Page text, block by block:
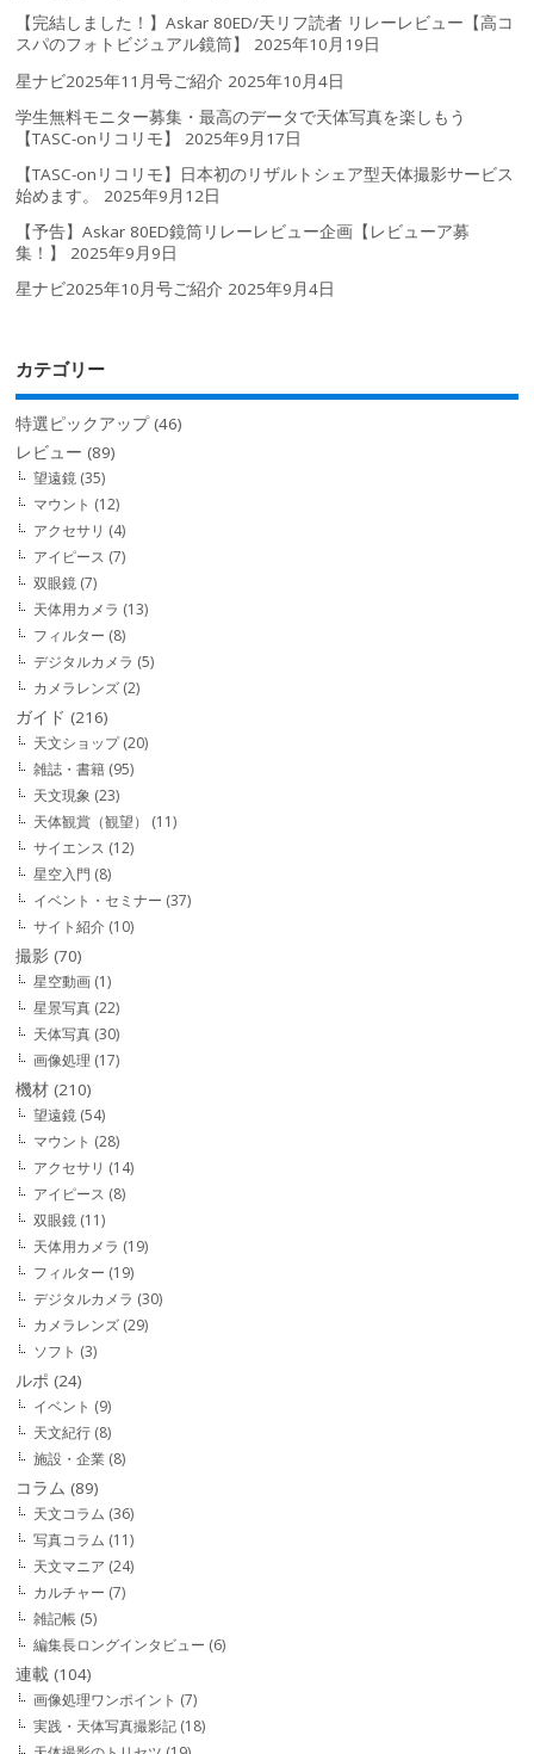
【完結しました！】Askar 80ED/天リフ読者 リレーレビュー【高コ
スパのフォトビジュアル鏡筒】
2025年10月19日
星ナビ2025年11月号ご紹介 2025年10月4日
学生無料モニター募集・最高のデータで天体写真を楽しもう
【TASC-onリコリモ】
2025年9月17日
【TASC-onリコリモ】日本初のリザルトシェア型天体撮影サービス
始めます。
2025年9月12日
【予告】Askar 80ED鏡筒リレーレビュー企画【レビューア募
集！】
2025年9月9日
星ナビ2025年10月号ご紹介 2025年9月4日
カテゴリー
特選ピックアップ(46)
レビュー (89)
望遠鏡 (35)
マウント (12)
アクセサリ (4)
アイピース (7)
双眼鏡 (7)
天体用カメラ (13)
フィルター (8)
デジタルカメラ (5)
カメラレンズ (2)
ガイド (216)
天文ショップ(20)
雑誌・書籍 (95)
天文現象 (23)
天体観賞（観望）
(11)
サイエンス (12)
星空入門 (8)
イベント・セミナー (37)
サイト紹介 (10)
撮影 (70)
星空動画 (1)
星景写真 (22)
天体写真 (30)
画像処理 (17)
機材 (210)
望遠鏡 (54)
マウント (28)
アクセサリ (14)
アイピース (8)
双眼鏡 (11)
天体用カメラ (19)
フィルター (19)
デジタルカメラ (30)
カメラレンズ (29)
ソフト (3)
ルポ (24)
イベント (9)
天文紀行 (8)
施設・企業 (8)
コラム (89)
天文コラム (36)
写真コラム (11)
天文マニア (24)
カルチャー (7)
雑記帳 (5)
編集長ロングインタビュー (6)
連載 (104)
画像処理ワンポイント (7)
実践・天体写真撮影記 (18)